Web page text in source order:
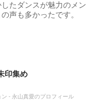
たダンスが魅力のメン
声も多かったです。
印集め
- 永山真愛のプロフィール